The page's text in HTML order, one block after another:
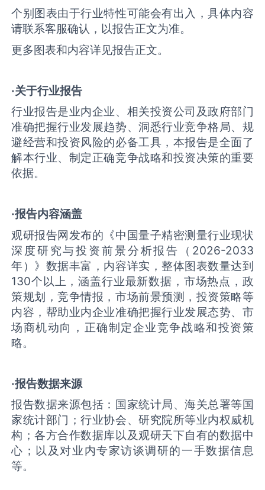
个别图表由于行业特性可能会有出入，具体内容
请联系客服确认，以报告正文为准。
更多图表和内容详见报告正文。
·关于行业报告
行业报告是业内企业、相关投资公司及政府部门
准确把握行业发展趋势、洞悉行业竞争格局、规
避经营和投资风险的必备工具，本报告是全面了
解本行业、制定正确竞争战略和投资决策的重要
依据。
·报告内容涵盖
观研报告网发布的《中国量子精密测量行业现状
深度研究与投资前景分析报告（2026-2033
年）》数据丰富，内容详实，整体图表数量达到
130个以上，涵盖行业最新数据，市场热点，政
策规划，竞争情报，市场前景预测，投资策略等
内容，帮助业内企业准确把握行业发展态势、市
场商机动向，正确制定企业竞争战略和投资策
略。
·报告数据来源
报告数据来源包括：国家统计局、海关总署等国
家统计部门；行业协会、研究院所等业内权威机
构；各方合作数据库以及观研天下自有的数据中
心；以及对业内专家访谈调研的一手数据信息
等。